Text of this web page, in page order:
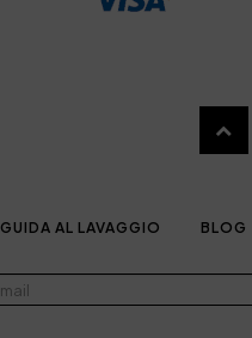
GUIDA AL LAVAGGIO BLOG